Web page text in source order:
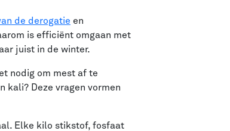
de derogatie en
is efficiënt omgaan met
juist in de winter.
nodig om mest af te
kali? Deze vragen vormen
Elke kilo stikstof, fosfaat